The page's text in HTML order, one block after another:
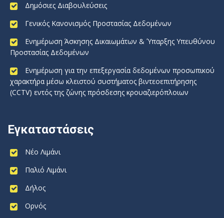
Δημόσιες Διαβουλεύσεις
Γενικός Κανονισμός Προστασίας Δεδομένων
Ενημέρωση Άσκησης Δικαιωμάτων & Ύπαρξης Υπευθύνου
Προστασίας Δεδομένων
Ενημέρωση για την επεξεργασία δεδομένων προσωπικού
χαρακτήρα μέσω κλειστού συστήματος βιντεοεπιτήρησης
(CCTV) εντός της ζώνης πρόσδεσης κρουαζιερόπλοιων
Εγκαταστάσεις
Νέο Λιμάνι
Παλιό Λιμάνι
Δήλος
Ορνός